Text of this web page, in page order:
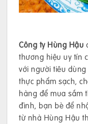
Công ty Hùng Hậu
thương hiệu uy tín
với người tiêu
thực phẩm sạch,
hàng để mua sắm
đình, bạn bè để
từ nhà Hùng Hậu